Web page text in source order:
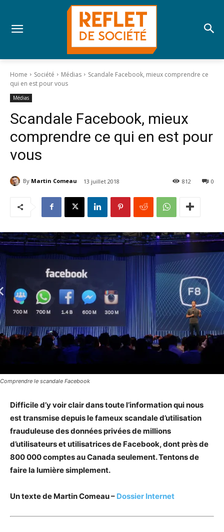
Home Société Médias
Scandale Facebook, mieux comprendre ce
qui en est pour vous
Médias
Scandale Facebook, mieux
comprendre ce qui en est pour
vous
By Martin Comeau 13 juillet 2018 0
812
Comprendre le scandale Facebook
Difficile d’y voir clair dans toute l’information qui nous
est transmise depuis le fameux scandale d’utilisation
frauduleuse des données privées de millions
d’utilisateurs et utilisatrices de Facebook, dont près de
800 000 comptes au Canada seulement. Tentons de
faire la lumière simplement.
Un texte de Martin Comeau – Dossier Internet